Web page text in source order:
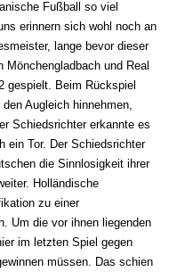
Fußball so viel
erinnern sich wohl noch an
lange bevor dieser
und Real
gespielt. Beim Rückspiel
Augleich hinnehmen,
Schiedsrichter erkannte es
ein Tor. Der Schiedsrichter
die Sinnlosigkeit ihrer
Holländische
zu einer
Um die vor ihnen liegenden
im letzten Spiel gegen
müssen. Das schien